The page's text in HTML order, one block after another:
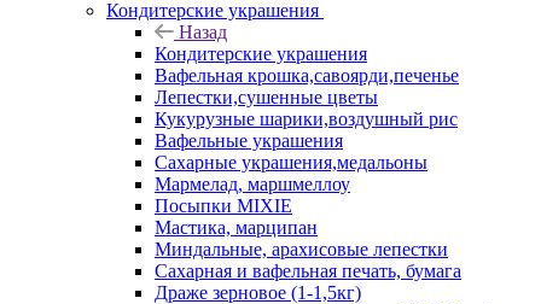
Кондитерские украшения
Назад
Кондитерские украшения
Вафельная крошка,савоярди,печенье
Лепестки,сушенные цветы
Кукурузные шарики,воздушный рис
Вафельные украшения
Сахарные украшения,медальоны
Мармелад, маршмеллоу
Посыпки MIXIE
Мастика, марципан
Миндальные, арахисовые лепестки
Сахарная и вафельная печать, бумага
Драже зерновое (1-1,5кг)